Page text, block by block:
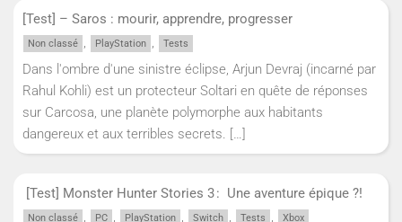
[Test] – Saros : mourir, apprendre, progresser
Non classé , PlayStation , Tests
Dans l'ombre d'une sinistre éclipse, Arjun Devraj (incarné par
Rahul Kohli) est un protecteur Soltari en quête de réponses
sur Carcosa, une planète polymorphe aux habitants
dangereux et aux terribles secrets. […]
[Test] Monster Hunter Stories 3 : Une aventure épique ?!
Non classé , PC , PlayStation , Switch , Tests , Xbox